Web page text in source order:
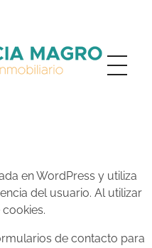
en WordPress y utiliza
del usuario. Al utilizar
de contacto para